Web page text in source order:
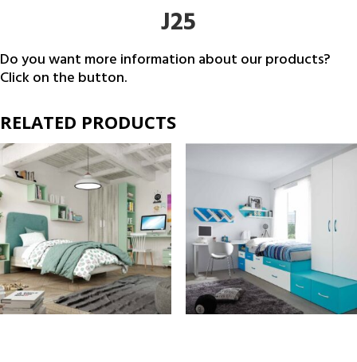
J25
Do you want more information about our products?
Click on the button.
RELATED PRODUCTS